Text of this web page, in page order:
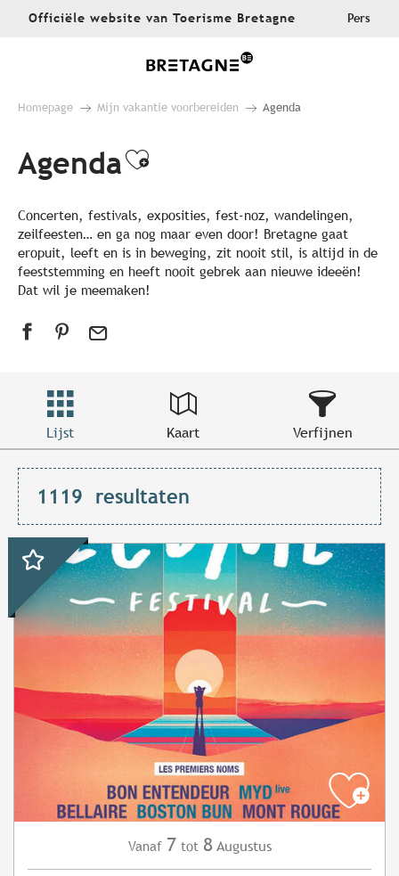
AllerOfficiële website van Toerisme Bretagne Pers
Homepage Mijn vakantie voorbereiden Agenda
AgendaAjouter aux favoris
Concerten, festivals, exposities, fest-noz, wandelingen,
zeilfeesten… en ga nog maar even door! Bretagne gaat
eropuit, leeft en is in beweging, zit nooit stil, is altijd in de
feeststemming en heeft nooit gebrek aan nieuwe ideeën!
Dat wil je meemaken!
Lijst Kaart Verfijnen
1119 resultaten
Vanaf 7 tot 8 Augustus